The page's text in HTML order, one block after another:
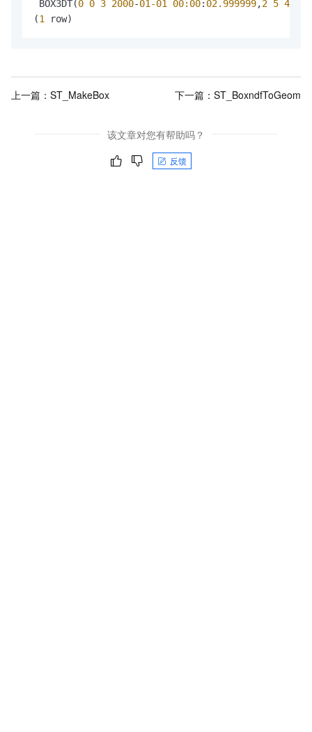
BOX3DT(0 0 3 2000-01-01 00:00: 02.999999,2 5 4
(1 row)
上一篇： ST_MakeBox 下一篇： ST_BoxndfToGeom
该文章对您有帮助吗？
反馈